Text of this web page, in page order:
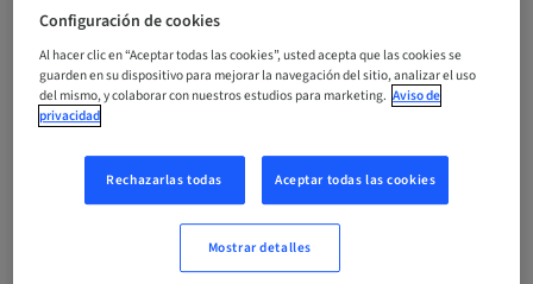
Estado
reservable
Inglés
0.00 Puntos
Configuración de cookies
Al hacer clic en “Aceptar todas las cookies”, usted acepta que las cookies se
guarden en su dispositivo para mejorar la navegación del sitio, analizar el uso
del mismo, y colaborar con nuestros estudios para marketing. Aviso de
privacidad
Rechazarlas todas Aceptar todas las cookies
Mostrar detalles